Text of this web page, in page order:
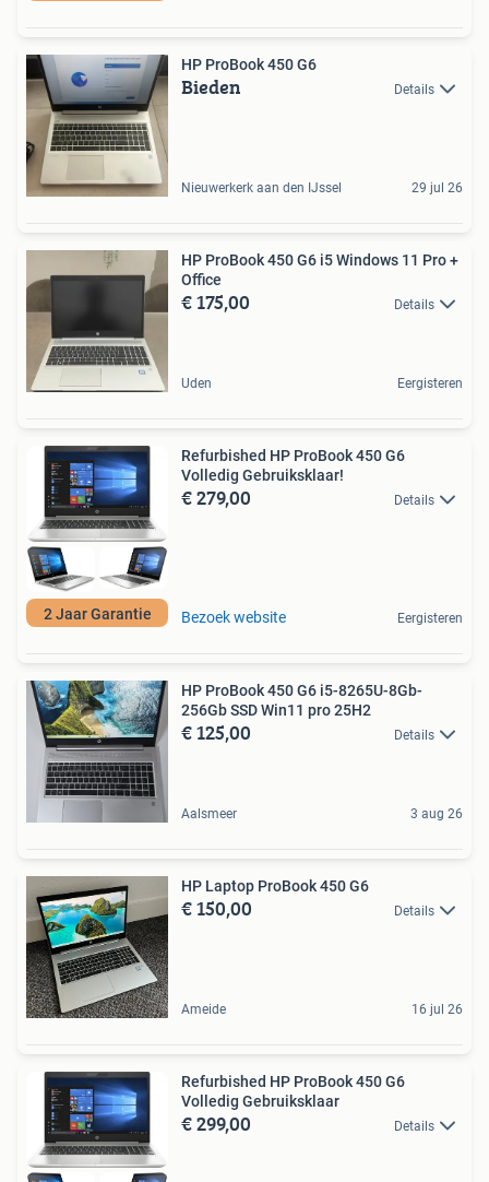
HP ProBook 450 G6
Bieden Details
Nieuwerkerk aan den IJssel 29 jul 26
HP ProBook 450 G6 i5 Windows 11 Pro +
Office
€ 175,00 Details
Uden Eergisteren
2 Jaar Garantie
Refurbished HP ProBook 450 G6
Volledig Gebruiksklaar!
€ 279,00 Details
Bezoek website Eergisteren
HP ProBook 450 G6 i5-8265U-8Gb-
256Gb SSD Win11 pro 25H2
€ 125,00 Details
Aalsmeer 3 aug 26
HP Laptop ProBook 450 G6
€ 150,00 Details
Ameide 16 jul 26
Refurbished HP ProBook 450 G6
Volledig Gebruiksklaar
€ 299,00 Details